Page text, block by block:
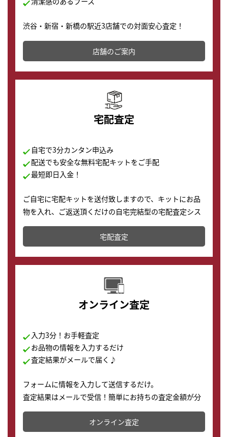
渋谷・新宿・新橋の駅近3店舗での対面安心査定！
その場で現金買取致します。渋谷本店では、時計販売の
店舗を併設しており、下取りに出してお得に新しい時計
の購入もできます♪
店舗のご案内
宅配査定
自宅で3分カンタン申込み
配送でも安全な無料宅配キットをご手配
最短即日入金！
ご自宅に宅配キットを送付致しますので、キットにお品
物を入れ、ご返送頂くだけの自宅完結型の宅配査定シス
テムです。
配送でも簡単&安全に査定・買取に出すことが可能で
す。
宅配査定
オンライン査定
入力3分！お手軽査定
お品物の情報を入力するだけ
査定結果がメールで届く♪
フォームに情報を入力して送信するだけ。
査定結果はメールで受信！簡単にお持ちの査定金額が分
かります。
オンライン査定